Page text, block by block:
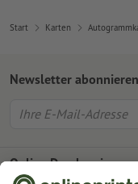
Start Karten
Online Druckerei
Newsletter